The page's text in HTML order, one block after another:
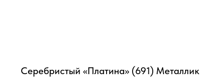
Серебристый «Платина» (691) Металлик